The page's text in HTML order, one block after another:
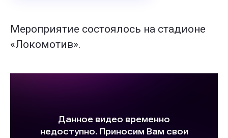
Мероприятие состоялось на стадионе
«Локомотив».